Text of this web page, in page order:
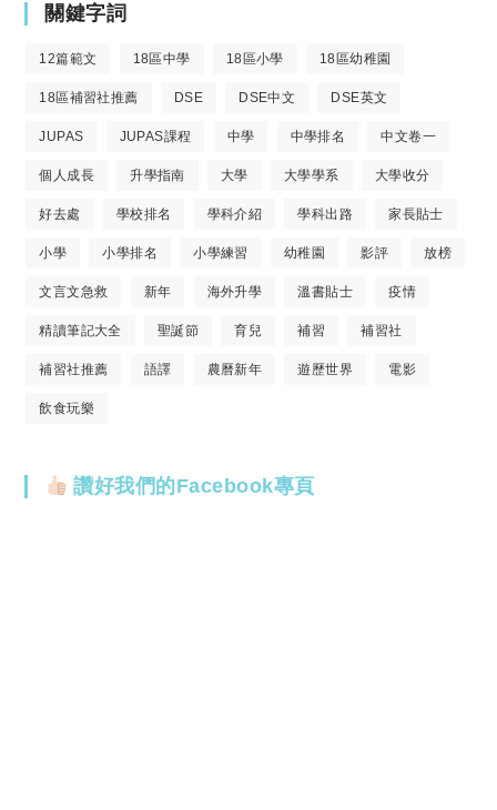
關鍵字詞
12篇範文 18區中學 18區小學 18區幼稚園
18區補習社推薦 DSE DSE中文 DSE英文
JUPAS JUPAS課程 中學 中學排名 中文卷一
個人成長 升學指南 大學 大學學系 大學收分
好去處 學校排名 學科介紹 學科出路 家長貼士
小學 小學排名 小學練習 幼稚園 影評 放榜
文言文急救 新年 海外升學 溫書貼士 疫情
精讀筆記大全 聖誕節 育兒 補習 補習社
補習社推薦 語譯 農曆新年 遊歷世界 電影
飲食玩樂
讚好我們的Facebook專頁